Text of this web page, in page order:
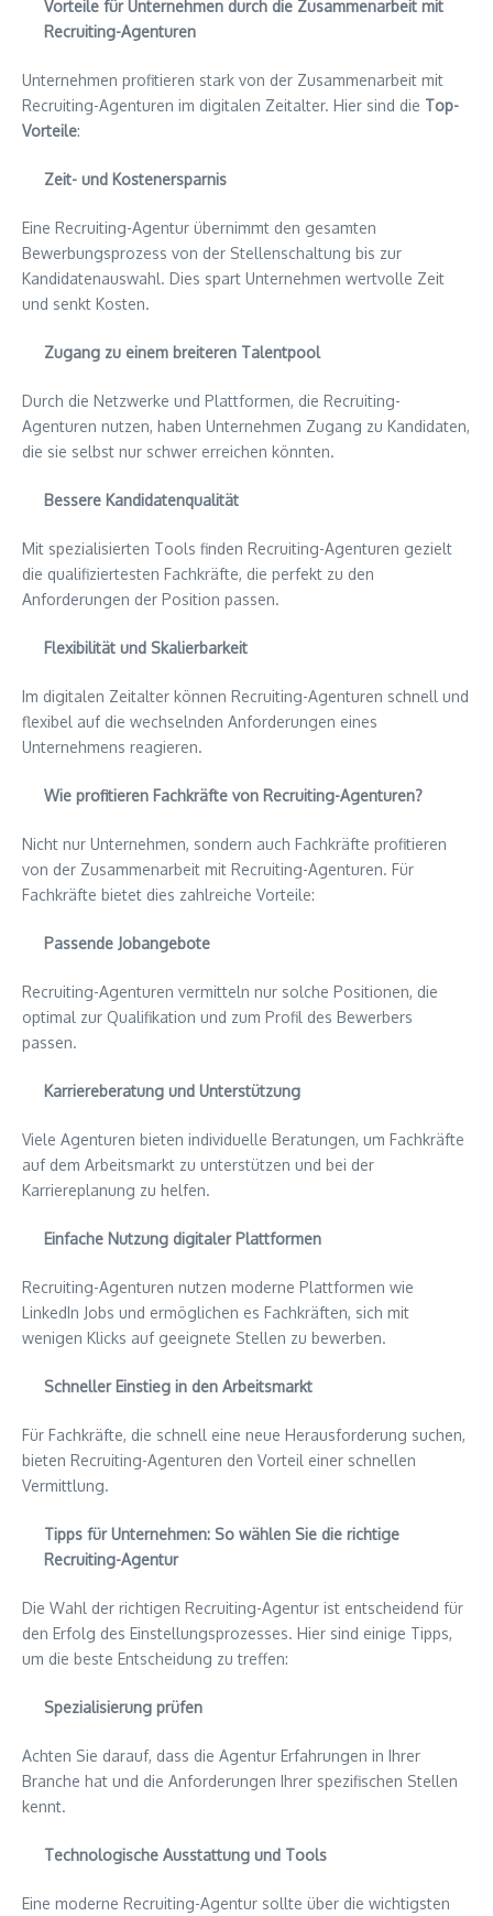
Vorteile für Unternehmen durch die Zusammenarbeit mit
Recruiting-Agenturen
Unternehmen profitieren stark von der Zusammenarbeit mit
Recruiting-Agenturen im digitalen Zeitalter. Hier sind die Top-
Vorteile:
Zeit- und Kostenersparnis
Eine Recruiting-Agentur übernimmt den gesamten
Bewerbungsprozess von der Stellenschaltung bis zur
Kandidatenauswahl. Dies spart Unternehmen wertvolle Zeit
und senkt Kosten.
Zugang zu einem breiteren Talentpool
Durch die Netzwerke und Plattformen, die Recruiting-
Agenturen nutzen, haben Unternehmen Zugang zu Kandidaten,
die sie selbst nur schwer erreichen könnten.
Bessere Kandidatenqualität
Mit spezialisierten Tools finden Recruiting-Agenturen gezielt
die qualifiziertesten Fachkräfte, die perfekt zu den
Anforderungen der Position passen.
Flexibilität und Skalierbarkeit
Im digitalen Zeitalter können Recruiting-Agenturen schnell und
flexibel auf die wechselnden Anforderungen eines
Unternehmens reagieren.
Wie profitieren Fachkräfte von Recruiting-Agenturen?
Nicht nur Unternehmen, sondern auch Fachkräfte profitieren
von der Zusammenarbeit mit Recruiting-Agenturen. Für
Fachkräfte bietet dies zahlreiche Vorteile:
Passende Jobangebote
Recruiting-Agenturen vermitteln nur solche Positionen, die
optimal zur Qualifikation und zum Profil des Bewerbers
passen.
Karriereberatung und Unterstützung
Viele Agenturen bieten individuelle Beratungen, um Fachkräfte
auf dem Arbeitsmarkt zu unterstützen und bei der
Karriereplanung zu helfen.
Einfache Nutzung digitaler Plattformen
Recruiting-Agenturen nutzen moderne Plattformen wie
LinkedIn Jobs und ermöglichen es Fachkräften, sich mit
wenigen Klicks auf geeignete Stellen zu bewerben.
Schneller Einstieg in den Arbeitsmarkt
Für Fachkräfte, die schnell eine neue Herausforderung suchen,
bieten Recruiting-Agenturen den Vorteil einer schnellen
Vermittlung.
Tipps für Unternehmen: So wählen Sie die richtige
Recruiting-Agentur
Die Wahl der richtigen Recruiting-Agentur ist entscheidend für
den Erfolg des Einstellungsprozesses. Hier sind einige Tipps,
um die beste Entscheidung zu treffen:
Spezialisierung prüfen
Achten Sie darauf, dass die Agentur Erfahrungen in Ihrer
Branche hat und die Anforderungen Ihrer spezifischen Stellen
kennt.
Technologische Ausstattung und Tools
Eine moderne Recruiting-Agentur sollte über die wichtigsten